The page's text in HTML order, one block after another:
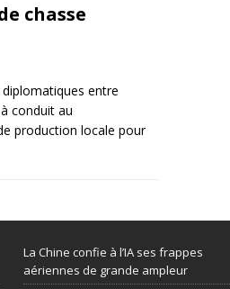
chasse
entre
conduit au
production locale pour
La Chine confie à l’IA ses frappes
aériennes de grande ampleur